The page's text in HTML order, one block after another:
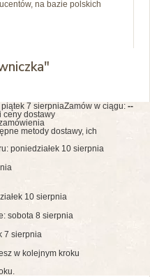
na bazie polskich
piątek 7 sierpniaZamów w ciągu: --
ceny dostawy
metody dostawy, ich
poniedziałek 10 sierpnia
10 sierpnia
sobota 8 sierpnia
7 sierpnia
w kolejnym kroku